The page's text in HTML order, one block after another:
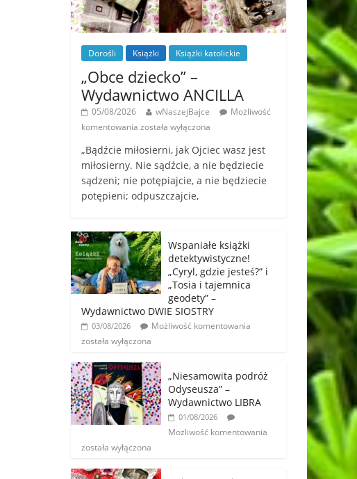
Dorośli Książki Książki katolickie
„Obce dziecko” –
Wydawnictwo ANCILLA
05/08/2026 wNaszejBajce
Możliwość
komentowania została wyłączona
„Bądźcie miłosierni, jak Ojciec wasz jest
miłosierny. Nie sądźcie, a nie będziecie
sądzeni; nie potępiajcie, a nie będziecie
potępieni; odpuszczajcie,
Wspaniałe książki
detektywistyczne!
„Cyryl, gdzie jesteś?” i
„Tosia i tajemnica
geodety” –
Wydawnictwo DWIE SIOSTRY
03/08/2026
Możliwość komentowania
została wyłączona
„Niesamowita podróż
Odyseusza” –
Wydawnictwo LIBRA
01/08/2026
Możliwość komentowania
została wyłączona